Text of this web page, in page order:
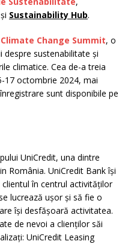
și Sustainability Hub.
Climate Change Summit, o
sustenabilitate și
climatice. Cea de-a treia
17 octombrie 2024, mai
sunt disponibile pe
UniCredit, una dintre
România. UniCredit Bank își
în centrul activităților
lucrează ușor și să fie o
își desfășoară activitatea.
de nevoi a clienților săi
UniCredit Leasing